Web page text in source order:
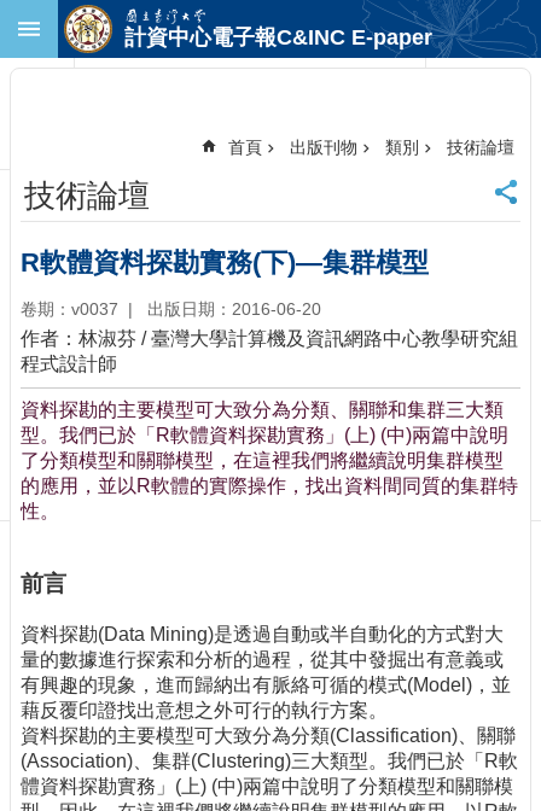
跳到主要內容區塊
首
頁
臺
大
首
頁
計
中
首
頁
聯
絡
資
訂
取
消
網
站
導
覽
計資中心電子報C&INC E-paper
首頁 出版刊物 類別 技術論壇
技術論壇
R軟體資料探勘實務(下)—集群模型
卷期：v0037 出版日期：2016-06-20
作者：林淑芬 / 臺灣大學計算機及資訊網路中心教學研究組
程式設計師
資料探勘的主要模型可大致分為分類、關聯和集群三大類
型。我們已於「R軟體資料探勘實務」(上) (中)兩篇中說明
了分類模型和關聯模型，在這裡我們將繼續說明集群模型
的應用，並以R軟體的實際操作，找出資料間同質的集群特
性。
前言
資料探勘(Data Mining)是透過自動或半自動化的方式對大
量的數據進行探索和分析的過程，從其中發掘出有意義或
有興趣的現象，進而歸納出有脈絡可循的模式(Model)，並
藉反覆印證找出意想之外可行的執行方案。
資料探勘的主要模型可大致分為分類(Classification)、關聯
(Association)、集群(Clustering)三大類型。我們已於「R軟
體資料探勘實務」(上) (中)兩篇中說明了分類模型和關聯模